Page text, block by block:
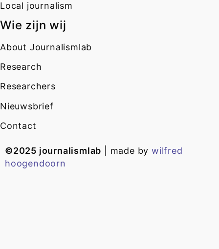
Local journalism
Wie zijn wij
About Journalismlab
Research
Researchers
Nieuwsbrief
Contact
©2025 journalismlab | made bywilfred
hoogendoorn